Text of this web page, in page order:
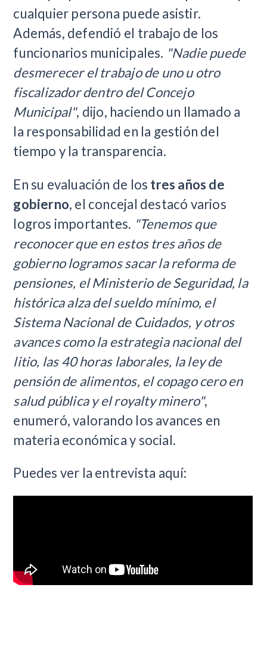
cualquier persona puede asistir.
Además, defendió el trabajo de los
funcionarios municipales. "Nadie puede
desmerecer el trabajo de uno u otro
fiscalizador dentro del Concejo
Municipal", dijo, haciendo un llamado a
la responsabilidad en la gestión del
tiempo y la transparencia.
En su evaluación de los tres años de
gobierno, el concejal destacó varios
logros importantes. "Tenemos que
reconocer que en estos tres años de
gobierno logramos sacar la reforma de
pensiones, el Ministerio de Seguridad, la
histórica alza del sueldo mínimo, el
Sistema Nacional de Cuidados, y otros
avances como la estrategia nacional del
litio, las 40 horas laborales, la ley de
pensión de alimentos, el copago cero en
salud pública y el royalty minero",
enumeró, valorando los avances en
materia económica y social.
Puedes ver la entrevista aquí: